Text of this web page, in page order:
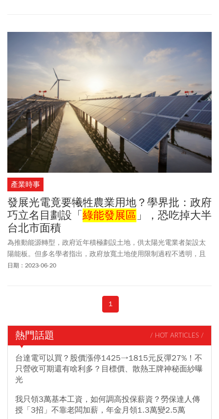
產業時事
發展光電竟要犧牲農業用地？學界批：政府
巧立名目劃設「綠能發展區 」，恐吃掉大半
台北市面積
為推動能源轉型，政府近年積極劃設土地，供太陽光電業者架設太
陽能板。但多名學者指出，政府放寬土地使用限制過程不透明，且
衝擊農漁民生計與產業，因此80名學者發起連署，呼籲政府能從長
日期：2023-06-20
1
熱門話題 / HOT ARTICLES /
台達電可以買？股價漲停1425→1815元反彈27%！不
只營收可期還有啥利多？目標價、散熱王牌神秘面紗曝
光
我只領3萬基本工資，如何調高投保薪資？勞保達人傳
授「3招」不靠老闆加薪，年金月領1.3萬變2.5萬